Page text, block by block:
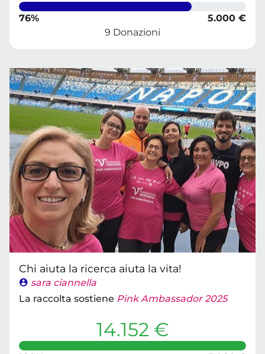
76%
5.000 €
9 Donazioni
Chi aiuta la ricerca aiuta la vita!
sara ciannella
La raccolta sostiene Pink Ambassador 2025
14.152 €